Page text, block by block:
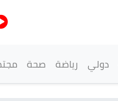
دولي رياضة صحة